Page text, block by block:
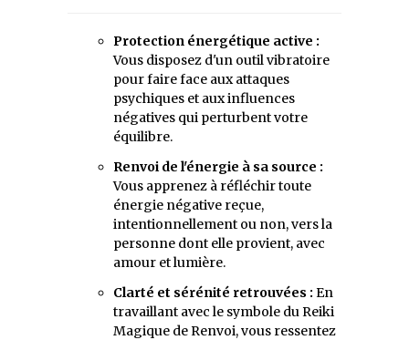
Protection énergétique active :
Vous disposez d'un outil vibratoire
pour faire face aux attaques
psychiques et aux influences
négatives qui perturbent votre
équilibre.
Renvoi de l'énergie à sa source :
Vous apprenez à réfléchir toute
énergie négative reçue,
intentionnellement ou non, vers la
personne dont elle provient, avec
amour et lumière.
Clarté et sérénité retrouvées : En
travaillant avec le symbole du Reiki
Magique de Renvoi, vous ressentez